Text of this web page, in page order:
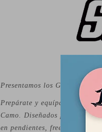
Presentamos los Guantes
Prepárate y equípate para
Camo. Diseñados para los
en pendientes, freerides y